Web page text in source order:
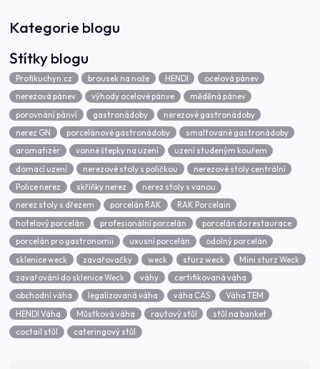
Kategorie blogu
Štítky blogu
Profikuchyn.cz brousek na nože HENDI
ocelová pánev
nerezová pánev
výhody ocelové pánve
měděná pánev
porovnání pánví
gastronádoby
nerezové gastronádoby
nerez GN
porcelánové gastronádoby
smaltované gastronádoby
aromatizér
vonné štepky na uzení
uzení studeným kouřem
domací uzení
nerezové stoly s poličkou
nerezové stoly centrální
Police nerez
skříňky nerez
nerez stoly s vanou
nerez stoly s dřezem
porcelán RAK
RAK Porcelain
hotelový porcelán
profesionální porcelán
porcelán do restaurace
porcelán pro gastronomii
uxusní porcelán
odolný porcelán
sklenice weck
zavařovačky weck sturz weck
Mini sturz Weck
zavařování do sklenice Weck
váhy
certifikovaná váha
obchodní váha
legalizovaná váha váha CAS
Váha TEM
HENDI Váha
Můstková váha rautový stůl
stůl na banket
coctail stůl
cateringový stůl